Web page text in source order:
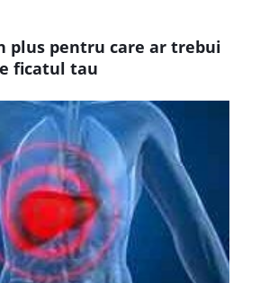
plus pentru care ar trebui
ficatul tau